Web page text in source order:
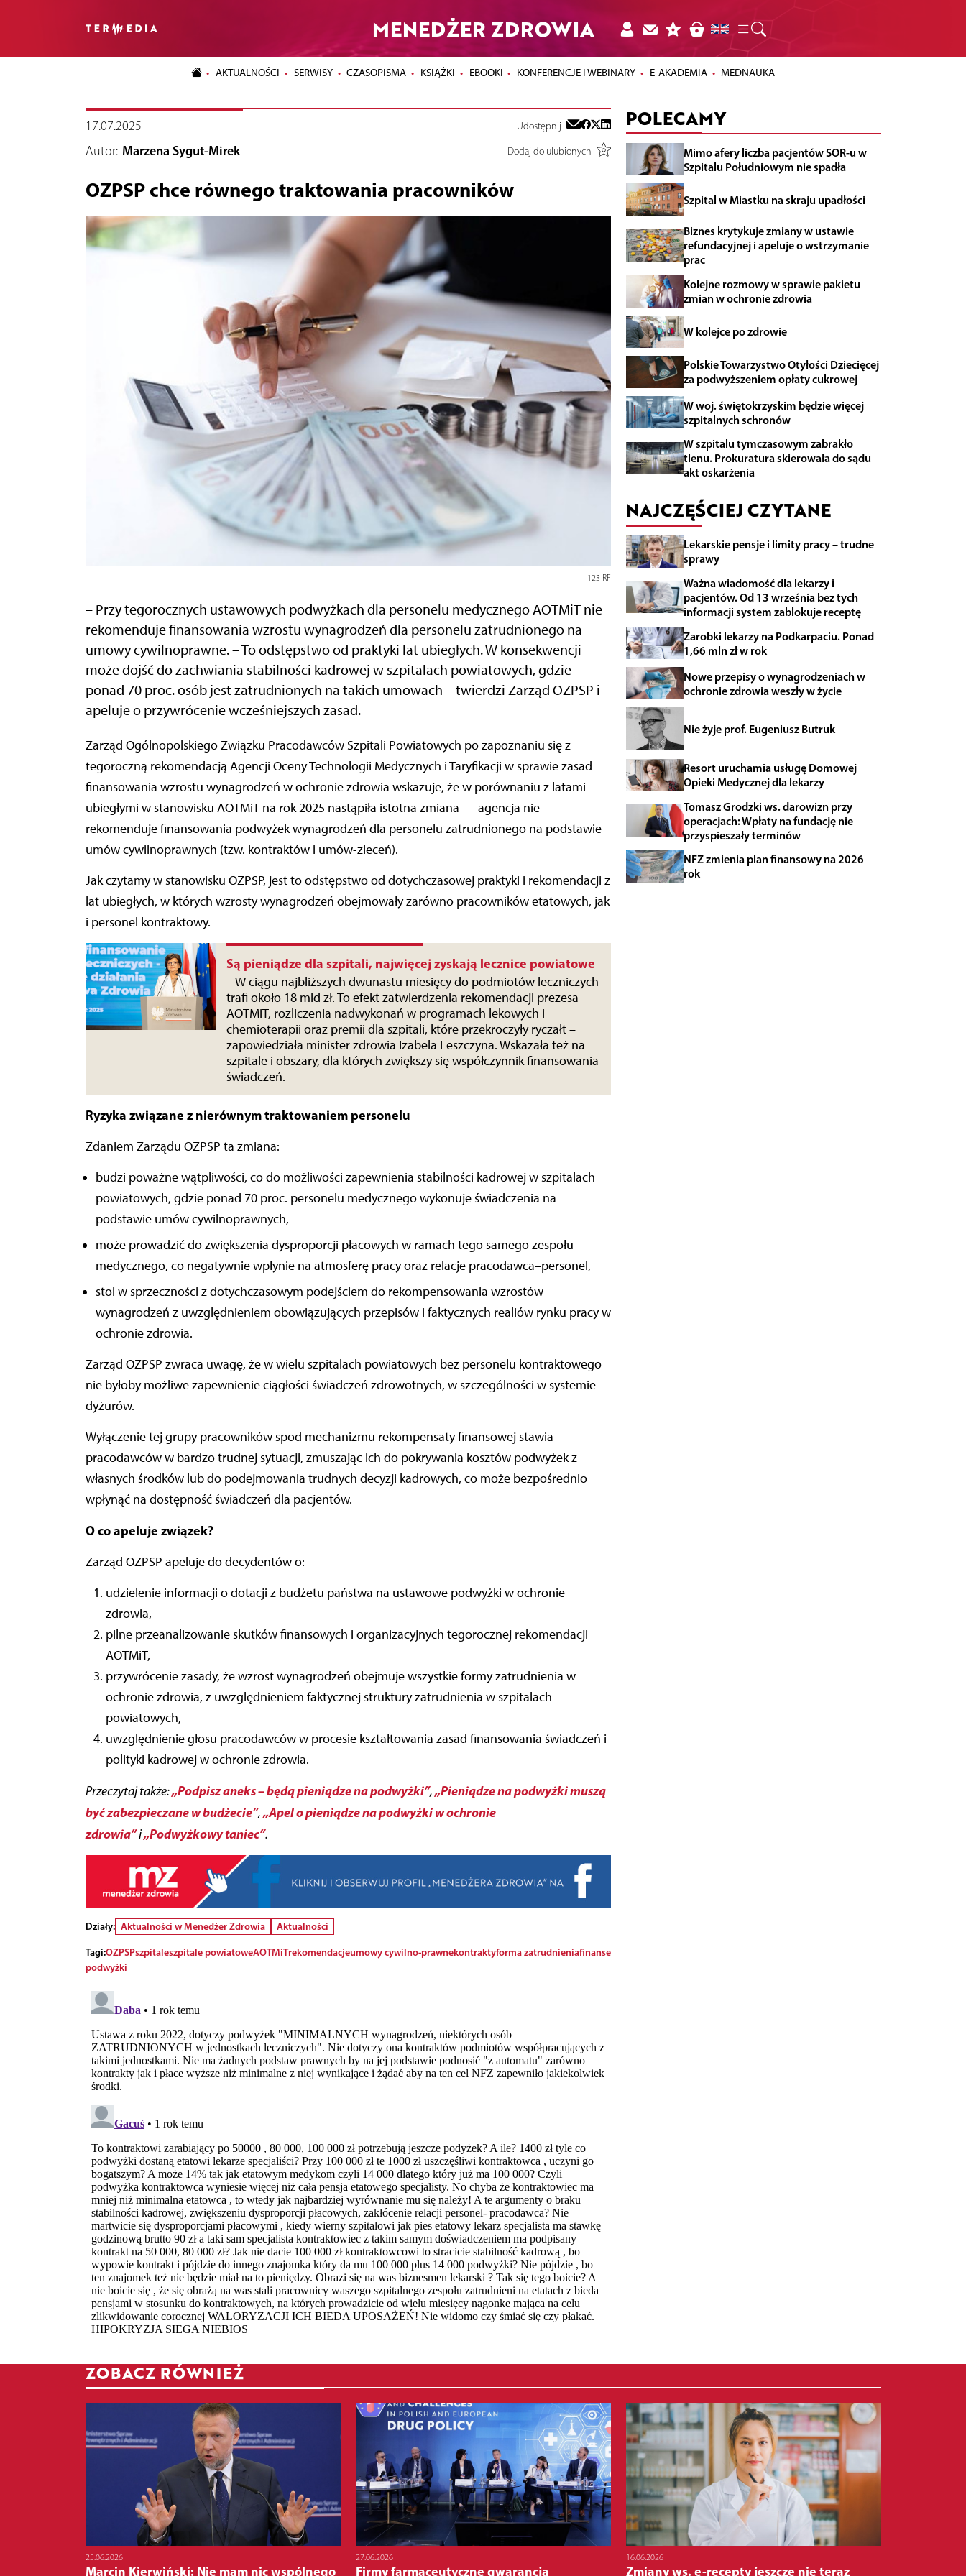
MENEDŻER ZDROWIA
AKTUALNOŚCI SERWISY CZASOPISMA KSIĄŻKI EBOOKI KONFERENCJE I WEBINARY E-AKADEMIA MEDNAUKA
17.07.2025 Udostępnij
Autor: Marzena Sygut-Mirek Dodaj do ulubionych
OZPSP chce równego traktowania pracowników
123 RF
– Przy tegorocznych ustawowych podwyżkach dla personelu medycznego AOTMiT nie
rekomenduje finansowania wzrostu wynagrodzeń dla personelu zatrudnionego na
umowy cywilnoprawne. – To odstępstwo od praktyki lat ubiegłych. W konsekwencji
może dojść do zachwiania stabilności kadrowej w szpitalach powiatowych, gdzie
ponad 70 proc. osób jest zatrudnionych na takich umowach – twierdzi Zarząd OZPSP i
apeluje o przywrócenie wcześniejszych zasad.
Zarząd Ogólnopolskiego Związku Pracodawców Szpitali Powiatowych po zapoznaniu się z
tegoroczną rekomendacją Agencji Oceny Technologii Medycznych i Taryfikacji w sprawie zasad
finansowania wzrostu wynagrodzeń w ochronie zdrowia wskazuje, że w porównaniu z latami
ubiegłymi w stanowisku AOTMiT na rok 2025 nastąpiła istotna zmiana — agencja nie
rekomenduje finansowania podwyżek wynagrodzeń dla personelu zatrudnionego na podstawie
umów cywilnoprawnych (tzw. kontraktów i umów-zleceń).
Jak czytamy w stanowisku OZPSP, jest to odstępstwo od dotychczasowej praktyki i rekomendacji z
lat ubiegłych, w których wzrosty wynagrodzeń obejmowały zarówno pracowników etatowych, jak
i personel kontraktowy.
Są pieniądze dla szpitali, najwięcej zyskają lecznice powiatowe
– W ciągu najbliższych dwunastu miesięcy do podmiotów leczniczych
trafi około 18 mld zł. To efekt zatwierdzenia rekomendacji prezesa
AOTMiT, rozliczenia nadwykonań w programach lekowych i
chemioterapii oraz premii dla szpitali, które przekroczyły ryczałt –
zapowiedziała minister zdrowia Izabela Leszczyna. Wskazała też na
szpitale i obszary, dla których zwiększy się współczynnik finansowania
świadczeń.
Ryzyka związane z nierównym traktowaniem personelu
Zdaniem Zarządu OZPSP ta zmiana:
budzi poważne wątpliwości, co do możliwości zapewnienia stabilności kadrowej w szpitalach
powiatowych, gdzie ponad 70 proc. personelu medycznego wykonuje świadczenia na
podstawie umów cywilnoprawnych,
może prowadzić do zwiększenia dysproporcji płacowych w ramach tego samego zespołu
medycznego, co negatywnie wpłynie na atmosferę pracy oraz relacje pracodawca–personel,
stoi w sprzeczności z dotychczasowym podejściem do rekompensowania wzrostów
wynagrodzeń z uwzględnieniem obowiązujących przepisów i faktycznych realiów rynku pracy w
ochronie zdrowia.
Zarząd OZPSP zwraca uwagę, że w wielu szpitalach powiatowych bez personelu kontraktowego
nie byłoby możliwe zapewnienie ciągłości świadczeń zdrowotnych, w szczególności w systemie
dyżurów.
Wyłączenie tej grupy pracowników spod mechanizmu rekompensaty finansowej stawia
pracodawców w bardzo trudnej sytuacji, zmuszając ich do pokrywania kosztów podwyżek z
własnych środków lub do podejmowania trudnych decyzji kadrowych, co może bezpośrednio
wpłynąć na dostępność świadczeń dla pacjentów.
O co apeluje związek?
Zarząd OZPSP apeluje do decydentów o:
udzielenie informacji o dotacji z budżetu państwa na ustawowe podwyżki w ochronie
zdrowia,
pilne przeanalizowanie skutków finansowych i organizacyjnych tegorocznej rekomendacji
AOTMiT,
przywrócenie zasady, że wzrost wynagrodzeń obejmuje wszystkie formy zatrudnienia w
ochronie zdrowia, z uwzględnieniem faktycznej struktury zatrudnienia w szpitalach
powiatowych,
uwzględnienie głosu pracodawców w procesie kształtowania zasad finansowania świadczeń i
polityki kadrowej w ochronie zdrowia.
Przeczytaj także:„Podpisz aneks – będą pieniądze na podwyżki”,„Pieniądze na podwyżki muszą
być zabezpieczane w budżecie”,„Apel o pieniądze na podwyżki w ochronie
zdrowia”i„Podwyżkowy taniec”.
Działy: Aktualności w Menedżer Zdrowia
Aktualności
Tagi:OZPSPszpitaleszpitale powiatoweAOTMiTrekomendacjeumowy cywilno-prawnekontraktyforma zatrudnieniafinanse
podwyżki
POLECAMY
Mimo afery liczba pacjentów SOR-u w
Szpitalu Południowym nie spadła
Szpital w Miastku na skraju upadłości
Biznes krytykuje zmiany w ustawie
refundacyjnej i apeluje o wstrzymanie
prac
Kolejne rozmowy w sprawie pakietu
zmian w ochronie zdrowia
W kolejce po zdrowie
Polskie Towarzystwo Otyłości Dziecięcej
za podwyższeniem opłaty cukrowej
W woj. świętokrzyskim będzie więcej
szpitalnych schronów
W szpitalu tymczasowym zabrakło
tlenu. Prokuratura skierowała do sądu
akt oskarżenia
NAJCZĘŚCIEJ CZYTANE
Lekarskie pensje i limity pracy – trudne
sprawy
Ważna wiadomość dla lekarzy i
pacjentów. Od 13 września bez tych
informacji system zablokuje receptę
Zarobki lekarzy na Podkarpaciu. Ponad
1,66 mln zł w rok
Nowe przepisy o wynagrodzeniach w
ochronie zdrowia weszły w życie
Nie żyje prof. Eugeniusz Butruk
Resort uruchamia usługę Domowej
Opieki Medycznej dla lekarzy
Tomasz Grodzki ws. darowizn przy
operacjach: Wpłaty na fundację nie
przyspieszały terminów
NFZ zmienia plan finansowy na 2026
rok
ZOBACZ RÓWNIEŻ
25.06.2026
Marcin Kierwiński: Nie mam nic wspólnego
27.06.2026
Firmy farmaceutyczne gwarancją
16.06.2026
Zmiany ws. e-recepty jeszcze nie teraz